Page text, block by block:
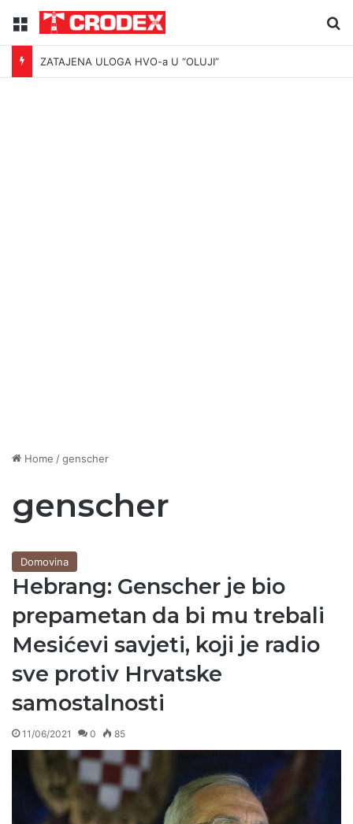
Menu
ZATAJENA ULOGA HVO-a U “OLUJI”
Home /genscher
genscher
Domovina
Hebrang: Genscher je bio
prepametan da bi mu trebali
Mesićevi savjeti, koji je radio
sve protiv Hrvatske
samostalnosti
11/06/2021 0 85